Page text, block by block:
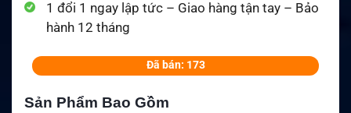
1 đổi 1 ngay lập tức – Giao hàng tận tay – Bảo
hành 12 tháng
Đã bán: 173
Sản Phẩm Bao Gồm